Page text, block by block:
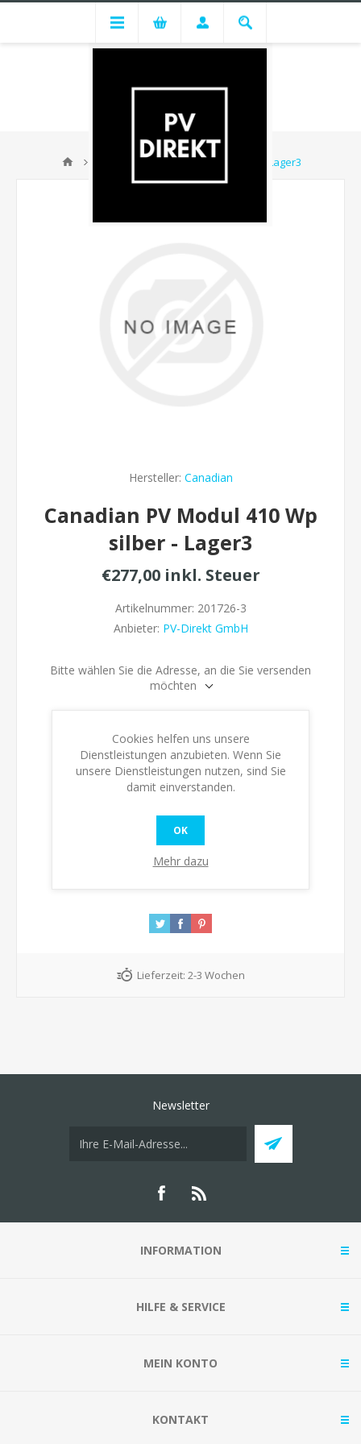
Canadian PV Modul 410 Wp silber - Lager3
Hersteller: Canadian
Canadian PV Modul 410 Wp
silber - Lager3
€277,00 inkl. Steuer
Artikelnummer: 201726-3
Anbieter: PV-Direkt GmbH
Bitte wählen Sie die Adresse, an die Sie versenden
möchten
Bitte benachrichtigen, wenn verfügbar
KAUFEN
Lieferzeit: 2-3 Wochen
Newsletter
INFORMATION
HILFE & SERVICE
MEIN KONTO
KONTAKT
Cookies helfen uns unsere
Dienstleistungen anzubieten. Wenn Sie
unsere Dienstleistungen nutzen, sind Sie
damit einverstanden.
OK
Mehr dazu